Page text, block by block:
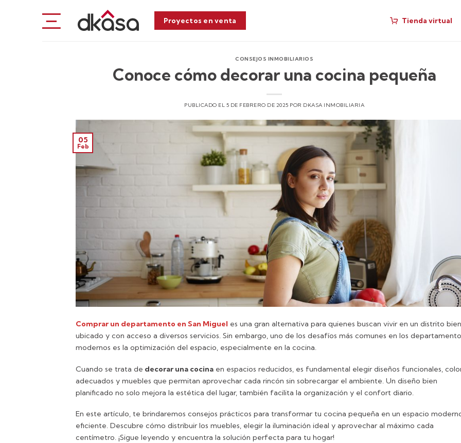
Proyectos en venta Tienda virtual
CONSEJOS INMOBILIARIOS
Conoce cómo decorar una cocina pequeña
PUBLICADO EL 5 DE FEBRERO DE 2025 POR DKASA INMOBILIARIA
05
Feb
Comprar un departamento en San Miguel es una gran alternativa para quienes buscan vivir en un distrito bien
ubicado y con acceso a diversos servicios. Sin embargo, uno de los desafíos más comunes en los
modernos es la optimización del espacio, especialmente en la cocina.
Cuando se trata de decorar una cocina en espacios reducidos, es fundamental elegir diseños funcionales,
adecuados y muebles que permitan aprovechar cada rincón sin sobrecargar el ambiente. Un diseño bien
planificado no solo mejora la estética del lugar, también facilita la organización y el confort diario.
En este artículo, te brindaremos consejos prácticos para transformar tu cocina pequeña en un espacio
eficiente. Descubre cómo distribuir los muebles, elegir la iluminación ideal y aprovechar al máximo cada
centímetro. ¡Sigue leyendo y encuentra la solución perfecta para tu hogar!